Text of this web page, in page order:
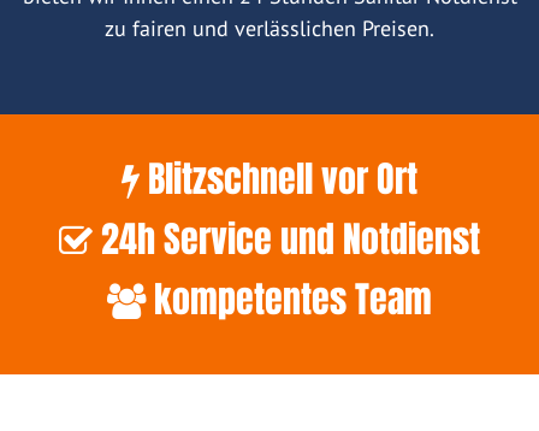
zu fairen und verlässlichen Preisen.
Blitzschnell vor Ort
24h Service und Notdienst
kompetentes Team